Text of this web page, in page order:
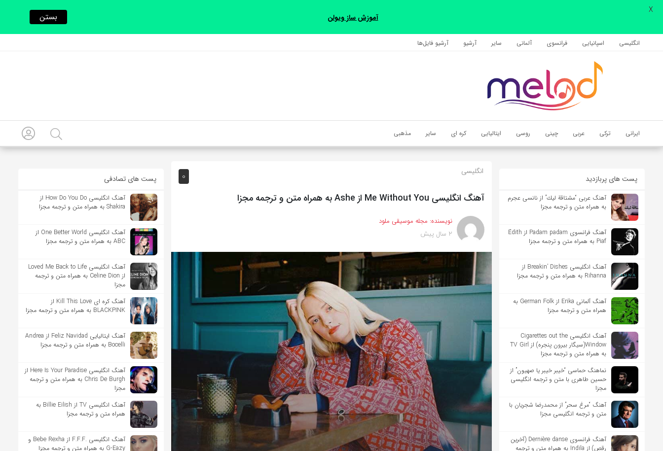
انگلیسی اسپانیایی فرانسوی آلمانی سایر آرشیو آرشیو فایل‌‎ها
ایرانی ترکی عربی چینی روسی ایتالیایی کره ای سایر مذهبی
اشتراک گذاری
با استفاده از روش‌های زیر می‌توانید این صفحه را با دوستان خود به
کپی لینک
پست های پربازدید
آهنگ عربی “مشتاقة لیك” از نانسی عجرم
به همراه متن و ترجمه مجزا
آهنگ فرانسوی Padam padam از Édith
Piaf به همراه متن و ترجمه مجزا
آهنگ انگلیسی Breakin’ Dishes از
Rihanna به همراه متن و ترجمه مجزا
آهنگ آلمانی Erika از German Folk به
همراه متن و ترجمه مجزا
آهنگ انگلیسی Cigarettes out the
Window(سیگار بیرون پنجره) از TV Girl
به همراه متن و ترجمه مجزا
نماهنگ حماسی “خیبر خیبر یا صهیون” از
حسین طاهری با متن و ترجمه انگلیسی
مجزا
آهنگ “مرغ سحر” از محمدرضا شجریان با
متن و ترجمه انگلیسی مجزا
آهنگ فرانسوی Dernière danse (آخرین
رقص) از Indila به همراه متن و ترجمه
0 انگلیسی
آهنگ انگلیسی Me Without You از Ashe به همراه متن و ترجمه مجزا
نویسنده: مجله موسیقی ملود
2 سال پیش
پست های تصادفی
آهنگ انگلیسی How Do You Do از
Shakira به همراه متن و ترجمه مجزا
آهنگ انگلیسی One Better World از
ABC به همراه متن و ترجمه مجزا
آهنگ انگلیسی Loved Me Back to Life
از Celine Dion به همراه متن و ترجمه
مجزا
آهنگ کره ای Kill This Love از
BLACKPINK به همراه متن و ترجمه مجزا
آهنگ ایتالیایی Feliz Navidad از Andrea
Bocelli به همراه متن و ترجمه مجزا
آهنگ انگلیسی Here Is Your Paradise از
Chris De Burgh به همراه متن و ترجمه
مجزا
آهنگ انگلیسی TV از Billie Eilish به
همراه متن و ترجمه مجزا
آهنگ انگلیسی .F.F.F از Bebe Rexha و
G-Eazy به همراه متن و ترجمه مجزا
آموزش ساز ویولن بستن
X